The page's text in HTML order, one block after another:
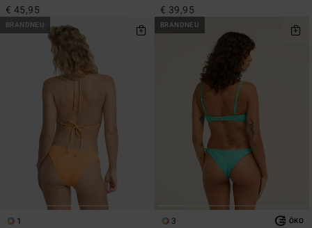
€ 45,95 € 39,95
BRANDNEU
1
BRANDNEU
3 ÖKO